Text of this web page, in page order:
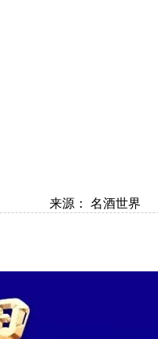
来源： 名酒世界